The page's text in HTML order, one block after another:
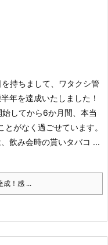
持ちまして、ワタクシ管
年を達成いたしました！
してから6か月間、本当
とがなく過ごせています。
飲み会時の貰いタバコ ...
成！感 ...